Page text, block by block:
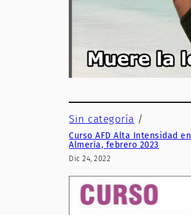
Sin categoría /
Curso AFD Alta Intensidad en
Almería, febrero 2023
Dic 24, 2022